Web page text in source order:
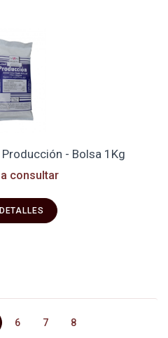
- Bolsa 1Kg
consultar
6 7 8